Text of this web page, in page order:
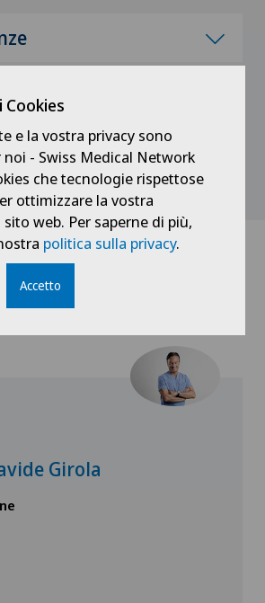
professionali
questa specialità
Girola
e la vostra privacy sono
- Swiss Medical Network
che tecnologie rispettose
ottimizzare la vostra
web. Per saperne di più,
politica sulla privacy.
Accetto